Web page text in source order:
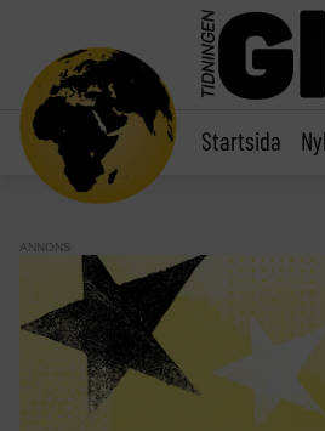
Startsida
ANNONS